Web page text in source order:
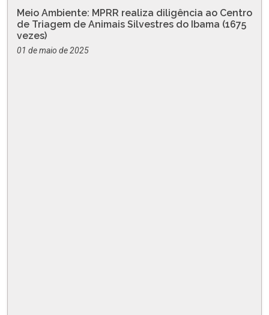
Meio Ambiente: MPRR realiza diligência ao Centro
de Triagem de Animais Silvestres do Ibama (1675
vezes)
01 de maio de 2025